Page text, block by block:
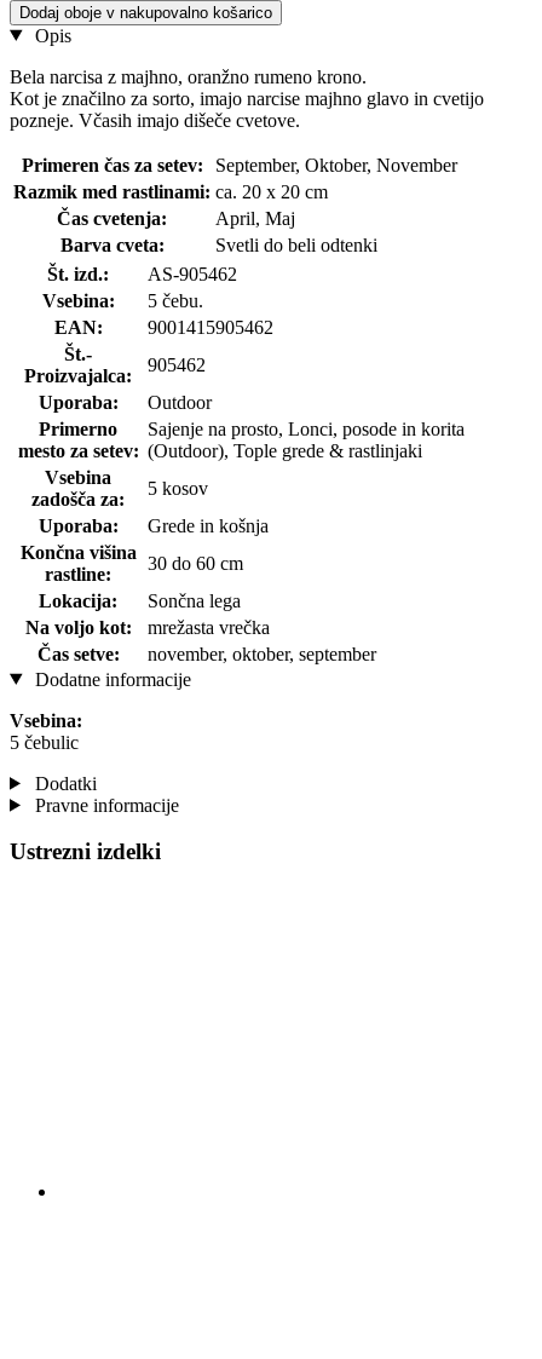
Dodaj oboje v nakupovalno košarico
Opis
Bela narcisa z majhno, oranžno rumeno krono.
Kot je značilno za sorto, imajo narcise majhno glavo in cvetijo
pozneje. Včasih imajo dišeče cvetove.
Primeren čas za setev:
September, Oktober, November
Razmik med rastlinami: ca. 20 x 20 cm
Čas cvetenja:
April, Maj
Barva cveta:
Svetli do beli odtenki
Št. izd.:
AS-905462
Vsebina:
5 čebu.
EAN:
9001415905462
Št.-
Proizvajalca:
905462
Uporaba:
Outdoor
Primerno
mesto za setev:
Sajenje na prosto, Lonci, posode in korita
(Outdoor), Tople grede & rastlinjaki
Vsebina
zadošča za:
5 kosov
Uporaba:
Grede in košnja
Končna višina
rastline:
30 do 60 cm
Lokacija:
Sončna lega
Na voljo kot:
mrežasta vrečka
Čas setve:
november, oktober, september
Dodatne informacije
Vsebina:
5 čebulic
Dodatki
Pravne informacije
Ustrezni izdelki